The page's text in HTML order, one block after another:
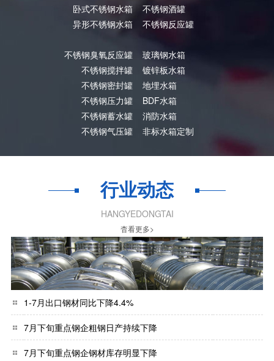
卧式不锈钢水箱
异形不锈钢水箱
不锈钢臭氧反应罐
不锈钢搅拌罐
不锈钢密封罐
不锈钢压力罐
不锈钢蓄水罐
不锈钢气压罐
不锈钢酒罐
不锈钢反应罐
玻璃钢水箱
镀锌板水箱
地埋水箱
BDF水箱
消防水箱
非标水箱定制
行业动态
HANGYEDONGTAI
杳看更多>
1-7月出口钢材同比下降4.4%
7月下旬重点钢企粗钢日产持续下降
7月下旬重点钢企钢材库存明显下降